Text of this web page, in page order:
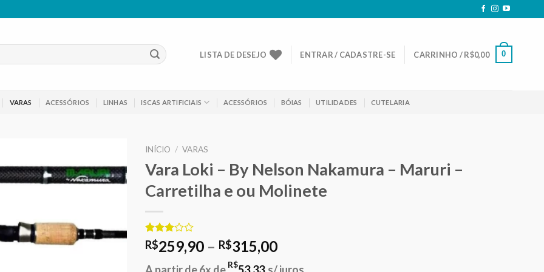
LISTA DE DESEJO ENTRAR / CADASTRE-SE CARRINHO /R$0,00 0
VARAS ACESSÓRIOS LINHAS ISCAS ARTIFICIAIS ACESSÓRIOS BÓIAS UTILIDADES CUTELARIA
Adicionar
INÍCIO / VARAS
Vara Loki – By Nelson Nakamura – Maruri –
Carretilha e ou Molinete
Avaliado
como
3
R$259,90 – R$315,00
R$